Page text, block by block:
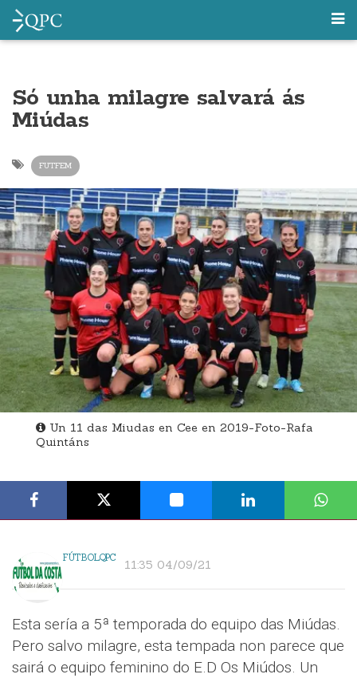
Só unha milagre salvará ás
Miúdas
FUTFEM
Un 11 das Miudas en Cee en 2019-Foto-Rafa
Quintáns
FÚTBOLQPC 11:35 04/09/21
Esta sería a 5ª temporada do equipo das Miúdas.
Pero salvo milagre, esta tempada non parece que
sairá o equipo feminino do E.D Os Miúdos. Un